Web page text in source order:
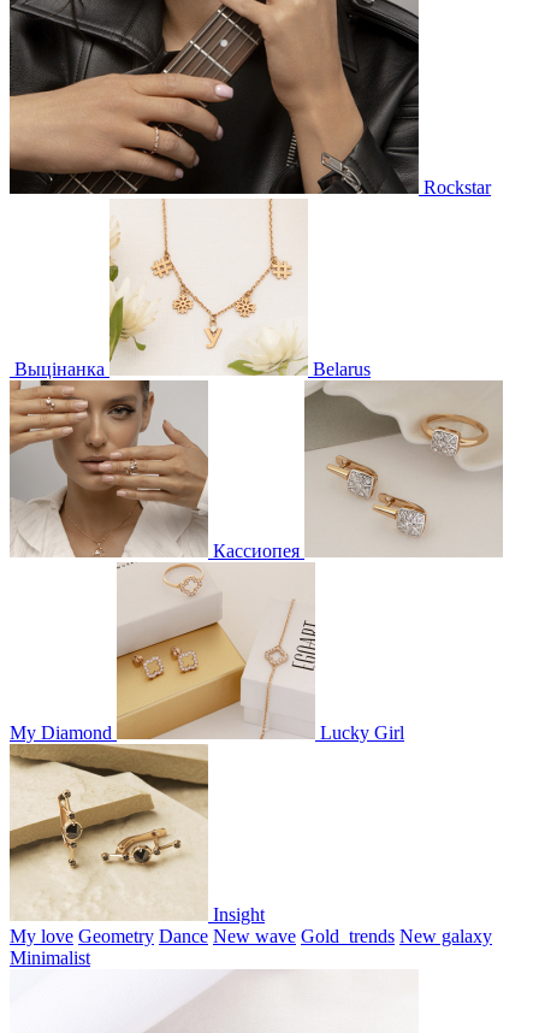
Rockstar
Выцінанка Belarus
Кассиопея
My Diamond Lucky Girl
Insight
My love Geometry Dance New wave Gold_trends New galaxy
Minimalist